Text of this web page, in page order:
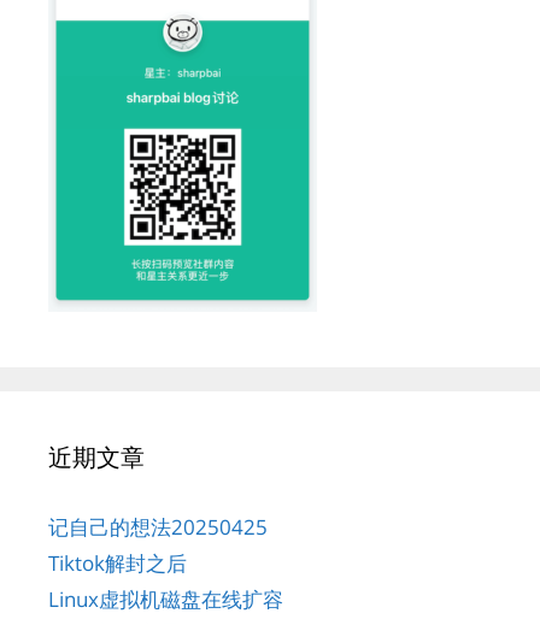
近期文章
记自己的想法20250425
Tiktok解封之后
Linux虚拟机磁盘在线扩容